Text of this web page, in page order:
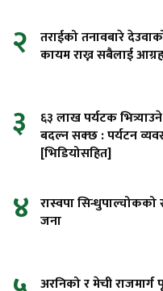
२
तराईको तनावबारे
कायम राख्न सबैलाई आग्रह
३
६३ लाख पर्यटक
बदल्न सक्छ : पर्यटन
[भिडियोसहित]
४ रास्वपा सिन्धुपाल्चोकको
जना
अरनिको र मेची